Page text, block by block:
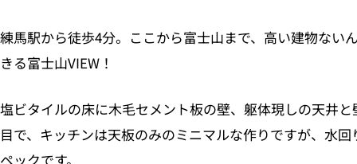
練馬駅から徒歩4分。ここから富士山まで、高い建物ない
きる富士山VIEW！
塩ビタイルの床に木毛セメント板の壁、躯体現しの天井
目で、キッチンは天板のみのミニマルな作りですが、水
ペックです。